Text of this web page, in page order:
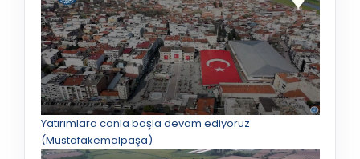
Yatırımlara canla başla devam ediyoruz
(Mustafakemalpaşa)